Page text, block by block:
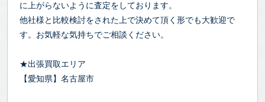
に上がらないように査定をしております。
他社様と比較検討をされた上で決めて頂く形でも大歓迎で
す。お気軽な気持ちでご相談ください。
★出張買取エリア
【愛知県】名古屋市